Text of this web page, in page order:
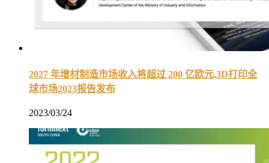
2027 年增材制造市场收入将超过 200 亿欧元,3D打印全
球市场2023报告发布
2023/03/24